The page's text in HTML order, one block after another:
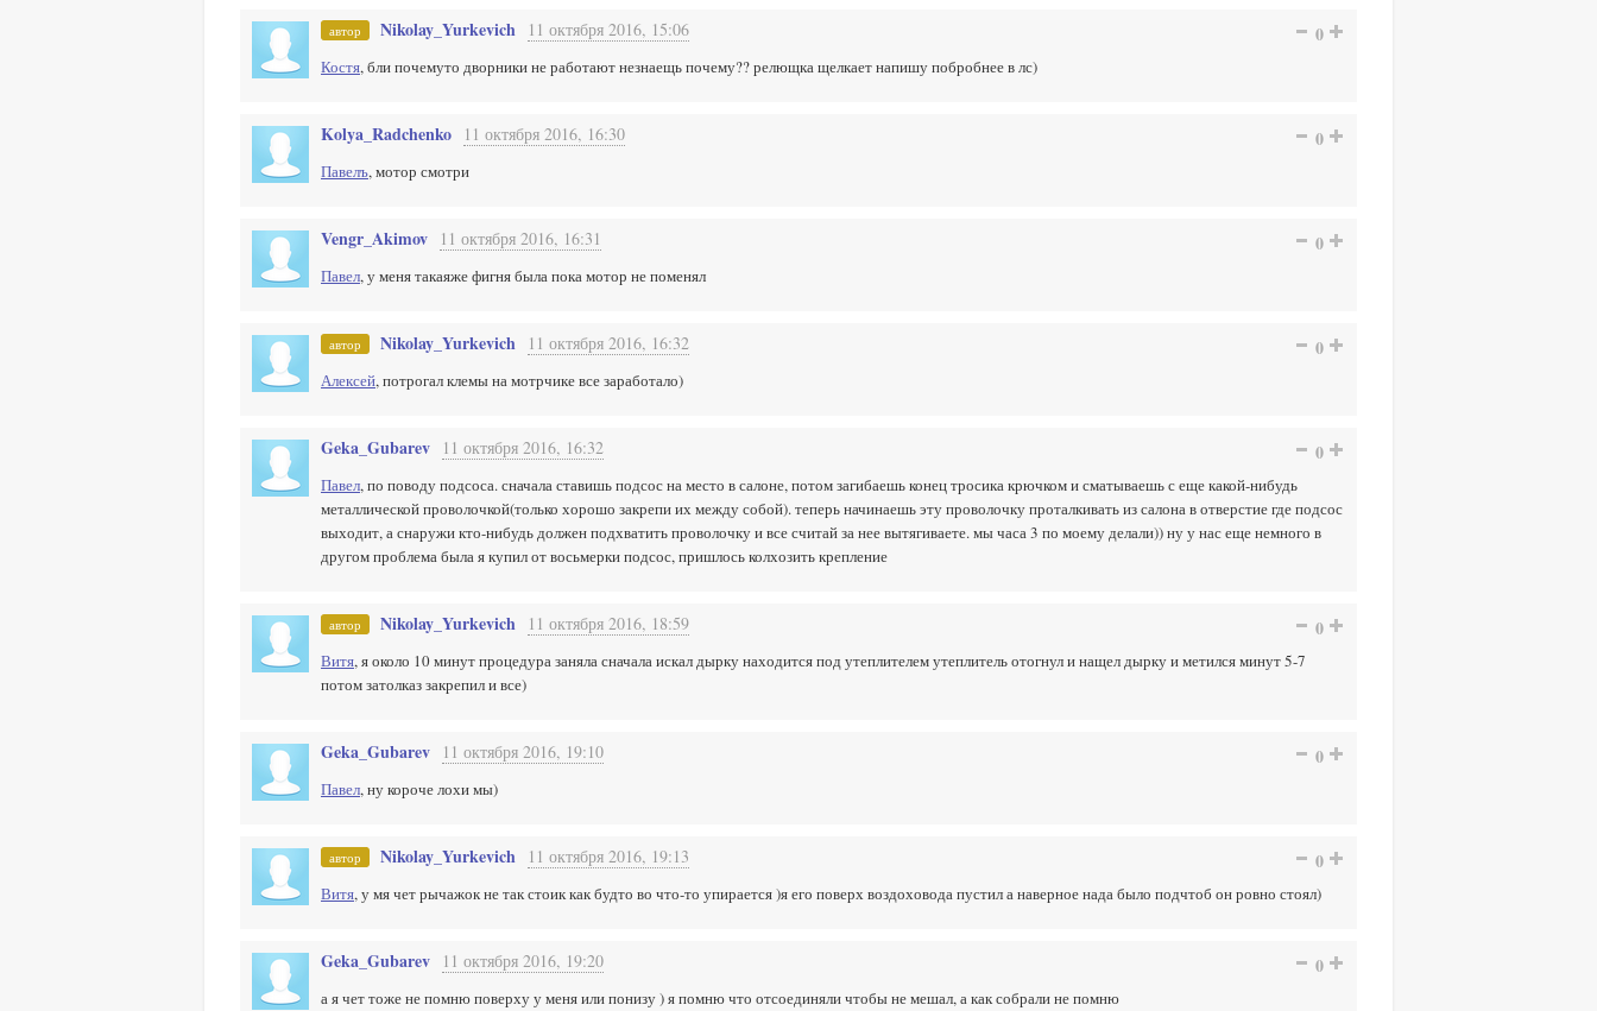
автор Nikolay_Yurkevich 11 октября 2016, 15:06 0
Костя, бли почемуто дворники не работают незнаещь почему?? релющка щелкает напишу побробнее в лс)
Kolya_Radchenko 11 октября 2016, 16:30 0
Павелъ, мотор смотри
Vengr_Akimov 11 октября 2016, 16:31 0
Павел, у меня такаяже фигня была пока мотор не поменял
автор Nikolay_Yurkevich 11 октября 2016, 16:32 0
Алексей, потрогал клемы на мотрчике все заработало)
Geka_Gubarev 11 октября 2016, 16:32 0
Павел, по поводу подсоса. сначала ставишь подсос на место в салоне, потом загибаешь конец тросика крючком и сматываешь с еще какой-нибудь
металлической проволочкой(только хорошо закрепи их между собой). теперь начинаешь эту проволочку проталкивать из салона в отверстие где подсос
выходит, а снаружи кто-нибудь должен подхватить проволочку и все считай за нее вытягиваете. мы часа 3 по моему делали)) ну у нас еще немного в
другом проблема была я купил от восьмерки подсос, пришлось колхозить крепление
автор Nikolay_Yurkevich 11 октября 2016, 18:59 0
Витя, я около 10 минут процедура заняла сначала искал дырку находится под утеплителем утеплитель отогнул и нащел дырку и метился минут 5-7
потом затолказ закрепил и все)
Geka_Gubarev 11 октября 2016, 19:10 0
Павел, ну короче лохи мы)
автор Nikolay_Yurkevich 11 октября 2016, 19:13 0
Витя, у мя чет рычажок не так стоик как будто во что-то упирается )я его поверх воздоховода пустил а наверное нада было подчтоб он ровно стоял)
Geka_Gubarev 11 октября 2016, 19:20 0
а я чет тоже не помню поверху у меня или понизу ) я помню что отсоединяли чтобы не мешал, а как собрали не помню